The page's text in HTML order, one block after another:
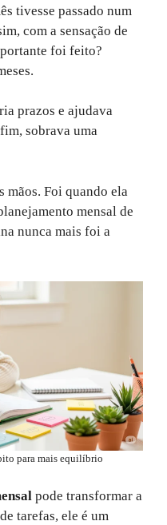
tivesse passado num
com a sensação de
foi feito?
prazos e ajudava
sobrava uma
mãos. Foi quando ela
mensal de
nunca mais foi a
para mais equilíbrio
pode transformar a
tarefas, ele é um